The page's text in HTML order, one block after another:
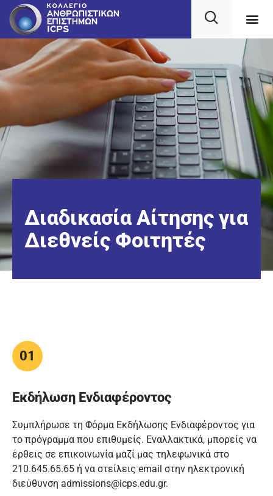
Διαδικασία Αίτησης για
Διεθνείς Φοιτητές
01
Εκδήλωση Ενδιαφέροντος
Συμπλήρωσε τη Φόρμα Εκδήλωσης Ενδιαφέροντος για
το πρόγραμμα που επιθυμείς. Εναλλακτικά, μπορείς να
έρθεις σε επικοινωνία μαζί μας τηλεφωνικά στο
210.645.65.65 ή να στείλεις email στην ηλεκτρονική
διεύθυνση admissions@icps.edu.gr.